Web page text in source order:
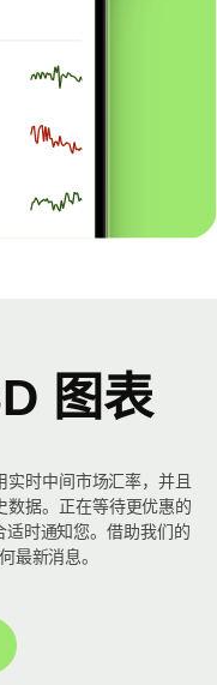
图表
实时中间市场汇率，并且
据。正在等待更优惠的
时通知您。借助我们的
最新消息。